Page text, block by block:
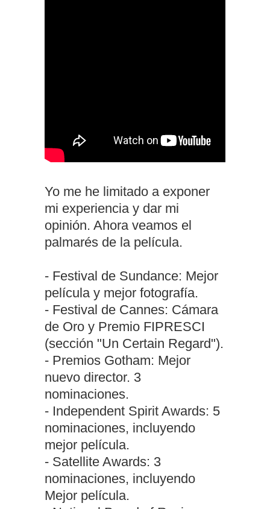
Yo me he limitado a exponer
mi experiencia y dar mi
opinión. Ahora veamos el
palmarés de la película.
- Festival de Sundance: Mejor
película y mejor fotografía.
- Festival de Cannes: Cámara
de Oro y Premio FIPRESCI
(sección "Un Certain Regard").
- Premios Gotham: Mejor
nuevo director. 3
nominaciones.
- Independent Spirit Awards: 5
nominaciones, incluyendo
mejor película.
- Satellite Awards: 3
nominaciones, incluyendo
Mejor película.